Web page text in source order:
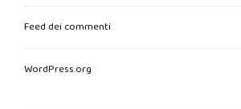
Feed dei commenti
WordPress.org